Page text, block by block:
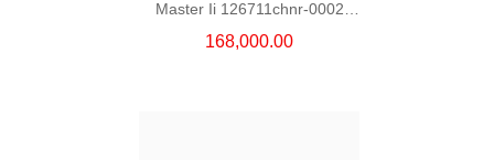
Master Ii 126711chnr-0002
168,000.00